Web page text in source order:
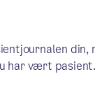
din,
har vært pasient.